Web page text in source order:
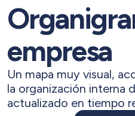
empresa
Un mapa muy visual,
la organización interna
actualizado en tiempo